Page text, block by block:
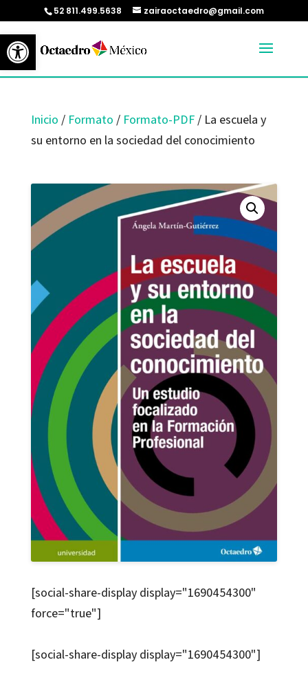
Abrir barra de herramientas
52 811.499.5638 zairaoctaedro@gmail.com
Inicio / Formato / Formato-PDF/ La escuela y
su entorno en la sociedad del conocimiento
[social-share-display display="1690454300"
force="true"]
[social-share-display display="1690454300"]